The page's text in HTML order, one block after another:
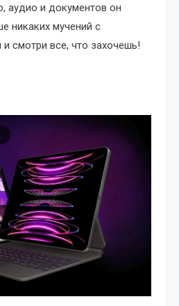
аудио и документов он
никаких мучений с
и смотри все, что захочешь!